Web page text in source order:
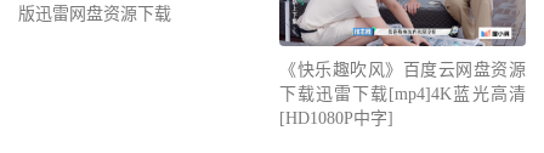
版迅雷网盘资源下载
《快乐趣吹风》百度云网盘资源
下载迅雷下载[mp4]4K蓝光高清
[HD1080P中字]